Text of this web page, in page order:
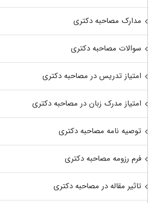
مدارک مصاحبه دکتری
سوالات مصاحبه دکتری
امتیاز تدریس در مصاحبه دکتری
امتیاز مدرک زبان در مصاحبه دکتری
توصیه نامه مصاحبه دکتری
فرم رزومه مصاحبه دکتری
تاثیر مقاله در مصاحبه دکتری